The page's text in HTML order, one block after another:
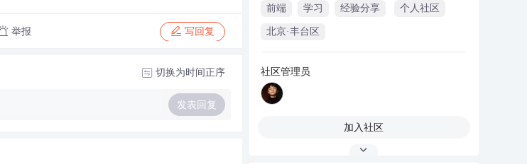
举报 写回复
切换为时间正序
发表回复
前端 学习 经验分享 个人社区
北京·丰台区
社区管理员
加入社区